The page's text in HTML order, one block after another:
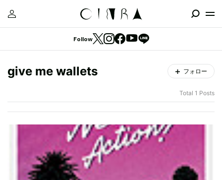
Follow
give me wallets フォロー
Total 1 Posts